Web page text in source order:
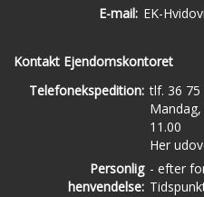
E-mail: EK-
Kontakt Ejendomskontoret
Telefonekspedition: tlf. 36 75
11.00
Her
Personlig
henvendelse:
- efter